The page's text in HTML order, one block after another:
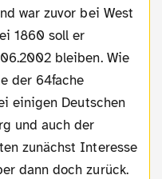
war zuvor bei West
1860 soll er
bleiben. Wie
der 64fache
einigen Deutschen
und auch der
zunächst Interesse
dann doch zurück.